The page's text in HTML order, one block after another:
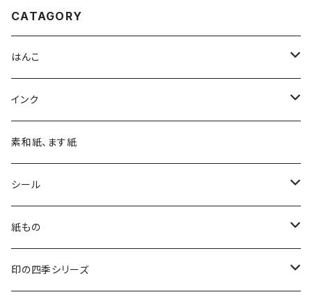
CATAGORY
はんこ
四季の印
四季の印・こばこ
木印
文字印
インク
アートニックS
デリカータ
バーサカラー
素和紙、ます紙
シール
四季シール
紙もの
カード・はがき
印の四季シリーズ